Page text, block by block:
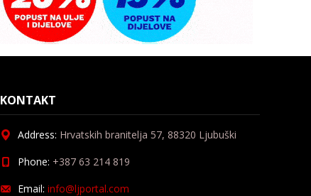
KONTAKT
Address: Hrvatskih branitelja 57, 88320 Ljubuški
Phone: +387 63 214 819
Email: info@ljportal.com